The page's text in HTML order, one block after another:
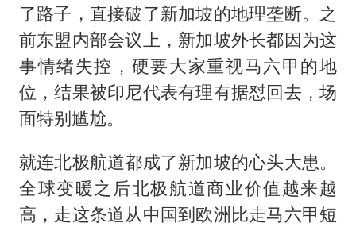
了路子，直接破了新加坡的地理垄断。之
前东盟内部会议上，新加坡外长都因为这
事情绪失控，硬要大家重视马六甲的地
位，结果被印尼代表有理有据怼回去，场
面特别尴尬。
就连北极航道都成了新加坡的心头大患。
全球变暖之后北极航道商业价值越来越
高，走这条道从中国到欧洲比走马六甲短